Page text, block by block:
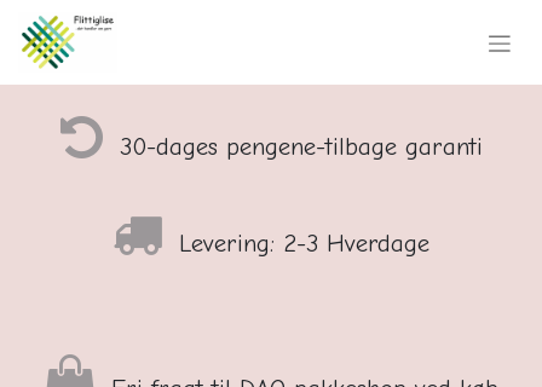
30-dages pengene-tilbage garanti
Levering: 2-3 Hverdage